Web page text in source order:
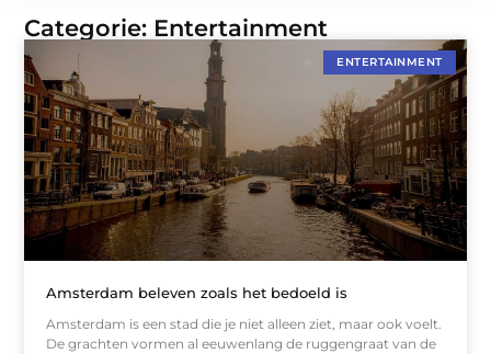
Categorie: Entertainment
ENTERTAINMENT
Amsterdam beleven zoals het bedoeld is
Amsterdam is een stad die je niet alleen ziet, maar ook voelt.
De grachten vormen al eeuwenlang de ruggengraat van de